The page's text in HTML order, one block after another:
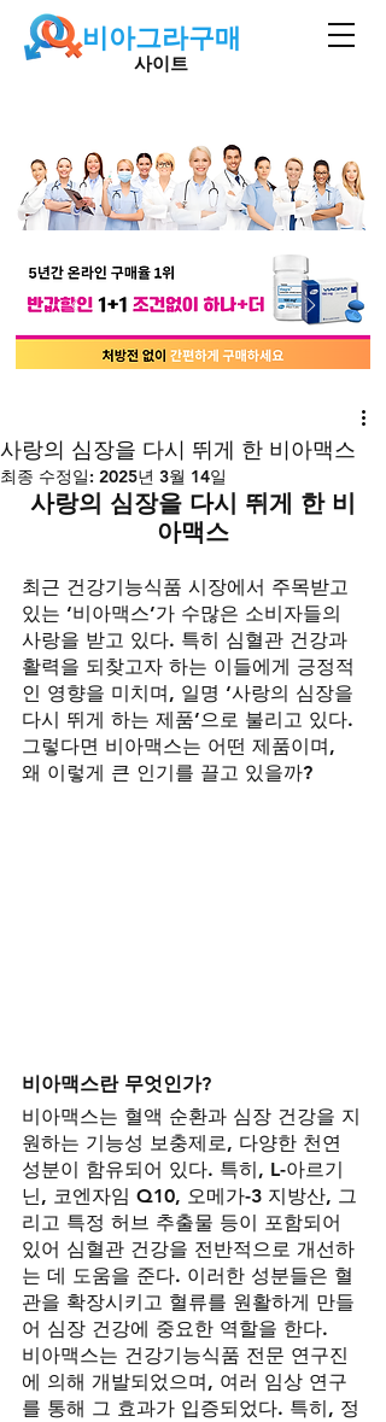
비아그라구매
사이트
사랑의 심장을 다시 뛰게 한 비아맥스
최종 수정일: 2025년 3월 14일
사랑의 심장을 다시 뛰게 한 비
아맥스
최근 건강기능식품 시장에서 주목받고
있는 ‘비아맥스’가 수많은 소비자들의
사랑을 받고 있다. 특히 심혈관 건강과
활력을 되찾고자 하는 이들에게 긍정적
인 영향을 미치며, 일명 ‘사랑의 심장을
다시 뛰게 하는 제품’으로 불리고 있다.
그렇다면 비아맥스는 어떤 제품이며,
왜 이렇게 큰 인기를 끌고 있을까?
비아맥스란 무엇인가?
비아맥스는 혈액 순환과 심장 건강을 지
원하는 기능성 보충제로, 다양한 천연
성분이 함유되어 있다. 특히, L-아르기
닌, 코엔자임 Q10, 오메가-3 지방산, 그
리고 특정 허브 추출물 등이 포함되어
있어 심혈관 건강을 전반적으로 개선하
는 데 도움을 준다. 이러한 성분들은 혈
관을 확장시키고 혈류를 원활하게 만들
어 심장 건강에 중요한 역할을 한다.
비아맥스는 건강기능식품 전문 연구진
에 의해 개발되었으며, 여러 임상 연구
를 통해 그 효과가 입증되었다. 특히, 정